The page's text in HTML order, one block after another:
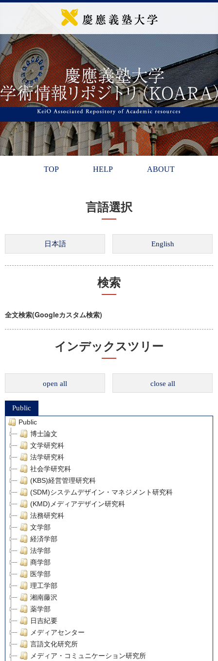
TOP HELP ABOUT
言語選択
検索
全文検索(Googleカスタム検索)
インデックスツリー
open all close all
Public
Public
博士論文
文学研究科
法学研究科
社会学研究科
(KBS)経営管理研究科
(SDM)システムデザイン・マネジメント研究科
(KMD)メディアデザイン研究科
法務研究科
文学部
経済学部
法学部
商学部
医学部
理工学部
湘南藤沢
薬学部
日吉紀要
メディアセンター
言語文化研究所
メディア・コミュニケーション研究所